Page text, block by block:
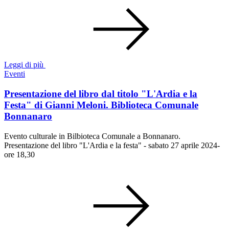
Leggi di più
Eventi
Presentazione del libro dal titolo "L'Ardia e la
Festa" di Gianni Meloni. Biblioteca Comunale
Bonnanaro
Evento culturale in Bilbioteca Comunale a Bonnanaro.
Presentazione del libro "L'Ardia e la festa" - sabato 27 aprile 2024-
ore 18,30